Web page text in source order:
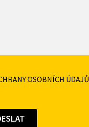
OSOBNÍCH ÚDAJŮ